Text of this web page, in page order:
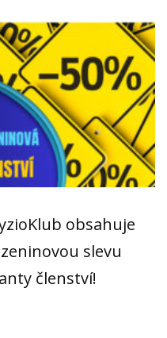
obsahuje
slevu
členství!